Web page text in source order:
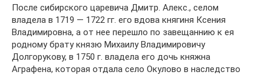
После сибирского царевича Дмитр. Алекс., селом
владела в 1719 — 1722 гг. его вдова княгиня Ксения
Владимировна, а от нее перешло по завещаннию к ея
родному брату князю Михаилу Владимировичу
Долгорукову, в 1750 г. владела его дочь княжна
Аграфена, которая отдала село Окулово в наследство